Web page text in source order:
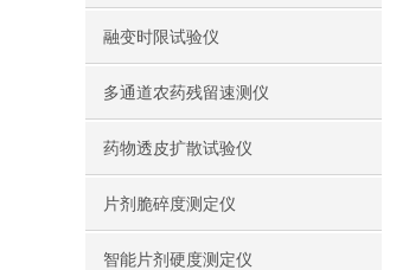
融变时限试验仪
多通道农药残留速测仪
药物透皮扩散试验仪
片剂脆碎度测定仪
智能片剂硬度测定仪